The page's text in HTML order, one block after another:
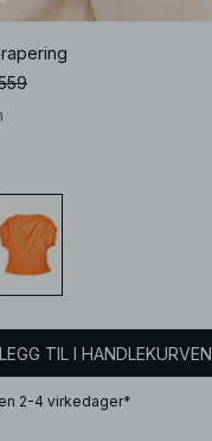
LEGG TIL I HANDLEKURVEN
2-4 virkedager*